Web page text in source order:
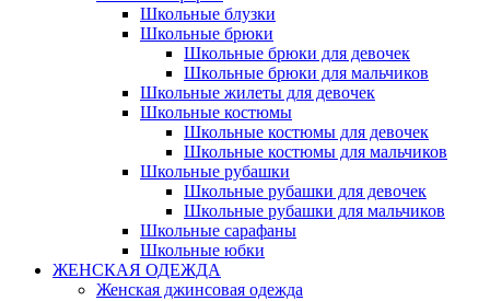
Школьные блузки
Школьные брюки
Школьные брюки для девочек
Школьные брюки для мальчиков
Школьные жилеты для девочек
Школьные костюмы
Школьные костюмы для девочек
Школьные костюмы для мальчиков
Школьные рубашки
Школьные рубашки для девочек
Школьные рубашки для мальчиков
Школьные сарафаны
Школьные юбки
ЖЕНСКАЯ ОДЕЖДА
Женская джинсовая одежда